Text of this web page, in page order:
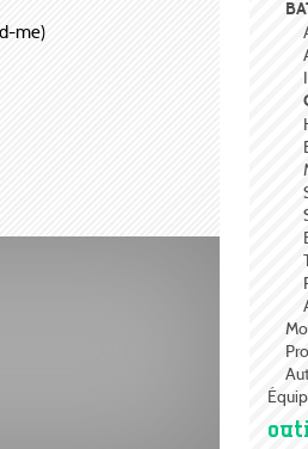
me)
du Read-me et de
soutien.